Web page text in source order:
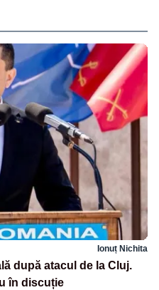
Ionuț Nichita
după atacul de la Cluj.
în discuție